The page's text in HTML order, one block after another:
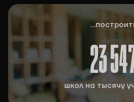
23
школ на тысячу